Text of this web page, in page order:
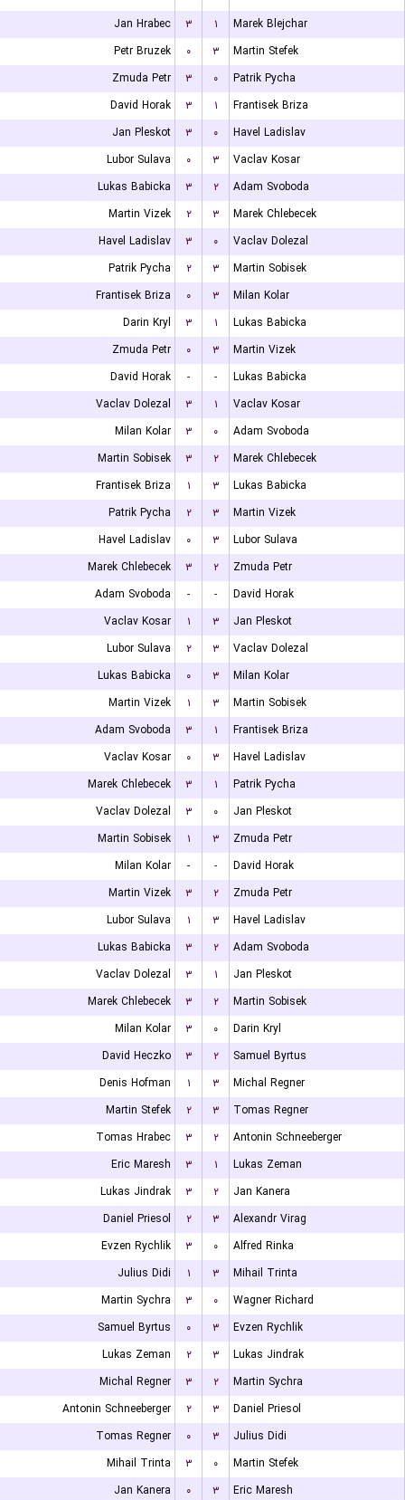
Jan Hrabec
۳ ۱
Marek Blejchar
Petr Bruzek
۰ ۳
Martin Stefek
Zmuda Petr
۳ ۰
Patrik Pycha
David Horak
۳ ۱
Frantisek Briza
Jan Pleskot
۳ ۰
Havel Ladislav
Lubor Sulava
۰ ۳
Vaclav Kosar
Lukas Babicka
۳ ۲
Adam Svoboda
Martin Vizek
۲ ۳
Marek Chlebecek
Havel Ladislav
۳ ۰
Vaclav Dolezal
Patrik Pycha
۲ ۳
Martin Sobisek
Frantisek Briza
۰ ۳
Milan Kolar
Darin Kryl
۳ ۱
Lukas Babicka
Zmuda Petr
۰ ۳
Martin Vizek
David Horak
- -
Lukas Babicka
Vaclav Dolezal
۳ ۱
Vaclav Kosar
Milan Kolar
۳ ۰
Adam Svoboda
Martin Sobisek
۳ ۲
Marek Chlebecek
Frantisek Briza
۱ ۳
Lukas Babicka
Patrik Pycha
۲ ۳
Martin Vizek
Havel Ladislav
۰ ۳
Lubor Sulava
Marek Chlebecek
۳ ۲
Zmuda Petr
Adam Svoboda
- -
David Horak
Vaclav Kosar
۱ ۳
Jan Pleskot
Lubor Sulava
۲ ۳
Vaclav Dolezal
Lukas Babicka
۰ ۳
Milan Kolar
Martin Vizek
۱ ۳
Martin Sobisek
Adam Svoboda
۳ ۱
Frantisek Briza
Vaclav Kosar
۰ ۳
Havel Ladislav
Marek Chlebecek
۳ ۱
Patrik Pycha
Vaclav Dolezal
۳ ۰
Jan Pleskot
Martin Sobisek
۱ ۳
Zmuda Petr
Milan Kolar
- -
David Horak
Martin Vizek
۳ ۲
Zmuda Petr
Lubor Sulava
۱ ۳
Havel Ladislav
Lukas Babicka
۳ ۲
Adam Svoboda
Vaclav Dolezal
۳ ۱
Jan Pleskot
Marek Chlebecek
۳ ۲
Martin Sobisek
Milan Kolar
۳ ۰
Darin Kryl
David Heczko
۳ ۲
Samuel Byrtus
Denis Hofman
۱ ۳
Michal Regner
Martin Stefek
۲ ۳
Tomas Regner
Tomas Hrabec
۳ ۲
Antonin Schneeberger
Eric Maresh
۳ ۱
Lukas Zeman
Lukas Jindrak
۳ ۲
Jan Kanera
Daniel Priesol
۲ ۳
Alexandr Virag
Evzen Rychlik
۳ ۰
Alfred Rinka
Julius Didi
۱ ۳
Mihail Trinta
Martin Sychra
۳ ۰
Wagner Richard
Samuel Byrtus
۰ ۳
Evzen Rychlik
Lukas Zeman
۲ ۳
Lukas Jindrak
Michal Regner
۳ ۲
Martin Sychra
Antonin Schneeberger
۲ ۳
Daniel Priesol
Tomas Regner
۰ ۳
Julius Didi
Mihail Trinta
۳ ۰
Martin Stefek
Jan Kanera
۰ ۳
Eric Maresh